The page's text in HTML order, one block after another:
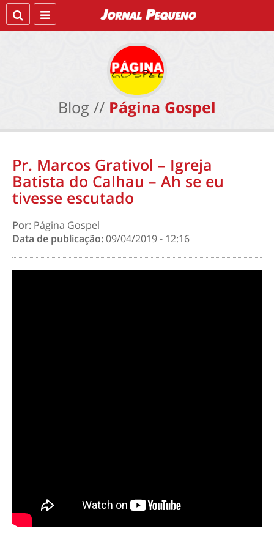
Blog // Página Gospel
Pr. Marcos Grativol – Igreja
Batista do Calhau – Ah se eu
tivesse escutado
Por: Página Gospel
Data de publicação:09/04/2019 - 12:16